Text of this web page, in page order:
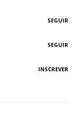
SEGUIR
SEGUIR
INSCREVER